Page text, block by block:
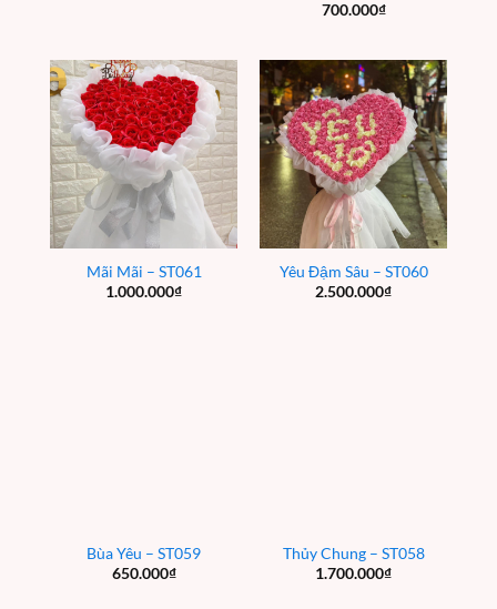
700.000₫
Mãi Mãi – ST061
1.000.000₫
Yêu Đậm Sâu – ST060
2.500.000₫
Bùa Yêu – ST059
650.000₫
Thủy Chung – ST058
1.700.000₫